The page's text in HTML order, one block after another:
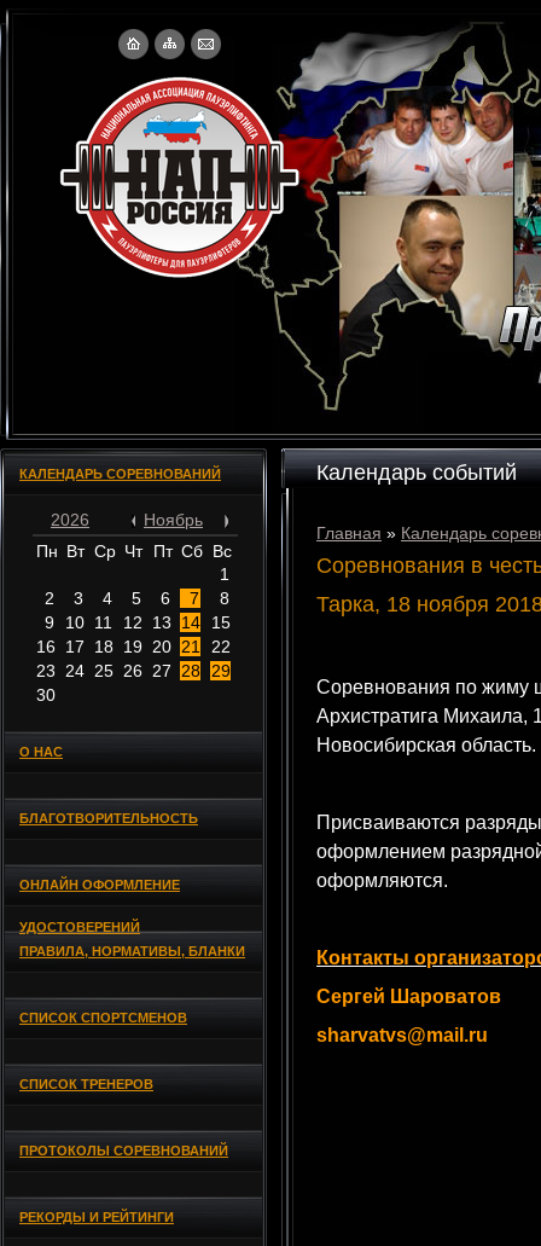
КАЛЕНДАРЬ СОРЕВНОВАНИЙ
2026
Ноябрь
Пн Вт Ср Чт Пт Сб Вс
1
2
3 4 5 6 7
8
9
10 11 12 13 14
15
16 17 18 19 20 21
22
23
24 25 26 27 28
29
30
О НАС
БЛАГОТВОРИТЕЛЬНОСТЬ
ОНЛАЙН ОФОРМЛЕНИЕ
УДОСТОВЕРЕНИЙ
ПРАВИЛА, НОРМАТИВЫ, БЛАНКИ
СПИСОК СПОРТСМЕНОВ
СПИСОК ТРЕНЕРОВ
ПРОТОКОЛЫ СОРЕВНОВАНИЙ
РЕКОРДЫ И РЕЙТИНГИ
Календарь событий
Главная » Календарь
Соревнования в
Тарка, 18 ноября
Соревнования по жиму
Архистратига Михаила,
Новосибирская область.
Присваиваются
оформлением
оформляются.
Контакты
Сергей Шароватов
sharvatvs@mail.ru